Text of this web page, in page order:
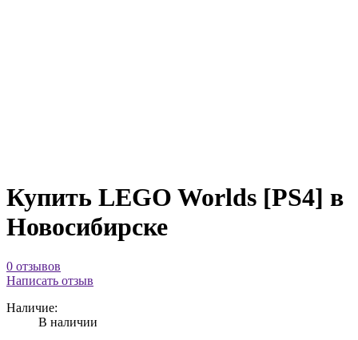
Купить LEGO Worlds [PS4] в
Новосибирске
0 отзывов
Написать отзыв
Наличие:
В наличии